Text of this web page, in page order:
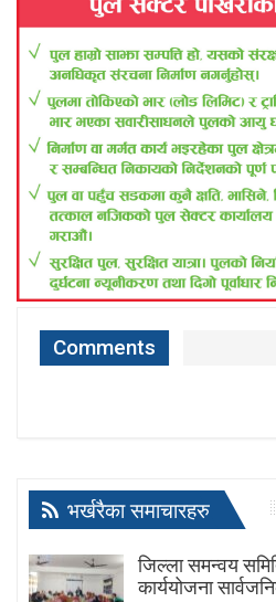
Comments
भर्खरैका समाचारहरु
जिल्ला समन्वय
कार्ययोजना